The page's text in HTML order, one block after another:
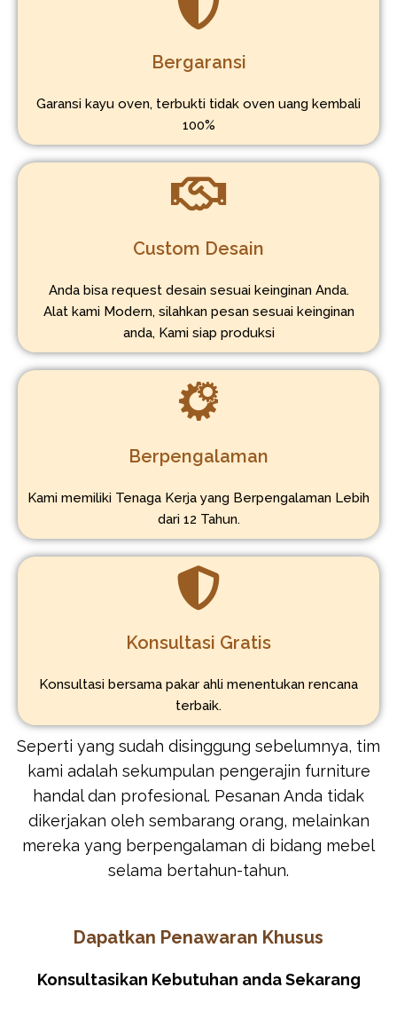
Bergaransi
Garansi kayu oven, terbukti tidak oven uang kembali
100%
Custom Desain
Anda bisa request desain sesuai keinginan Anda.
Alat kami Modern, silahkan pesan sesuai keinginan
anda, Kami siap produksi
Berpengalaman
Kami memiliki Tenaga Kerja yang Berpengalaman Lebih
dari 12 Tahun.
Konsultasi Gratis
Konsultasi bersama pakar ahli menentukan rencana
terbaik.
Seperti yang sudah disinggung sebelumnya, tim
kami adalah sekumpulan pengerajin furniture
handal dan profesional. Pesanan Anda tidak
dikerjakan oleh sembarang orang, melainkan
mereka yang berpengalaman di bidang mebel
selama bertahun-tahun.
Dapatkan Penawaran Khusus
Konsultasikan Kebutuhan anda Sekarang